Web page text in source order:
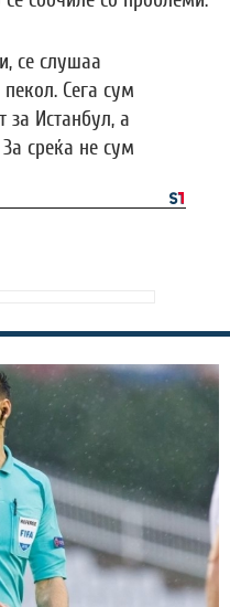
се слушаа
пекол. Сега сум
за Истанбул, а
среќа не сум